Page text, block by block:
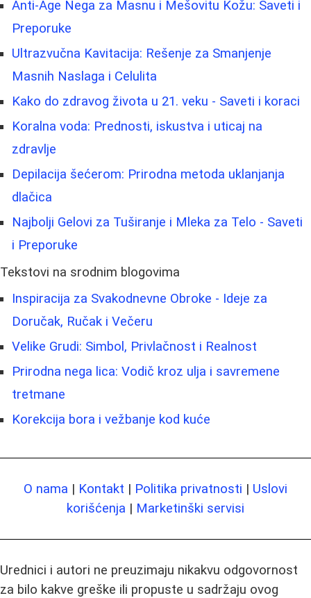
Anti-Age Nega za Masnu i Mešovitu Kožu: Saveti i
Preporuke
Ultrazvučna Kavitacija: Rešenje za Smanjenje
Masnih Naslaga i Celulita
Kako do zdravog života u 21. veku - Saveti i koraci
Koralna voda: Prednosti, iskustva i uticaj na
zdravlje
Depilacija šećerom: Prirodna metoda uklanjanja
dlačica
Najbolji Gelovi za Tuširanje i Mleka za Telo - Saveti
i Preporuke
Tekstovi na srodnim blogovima
Inspiracija za Svakodnevne Obroke - Ideje za
Doručak, Ručak i Večeru
Velike Grudi: Simbol, Privlačnost i Realnost
Prirodna nega lica: Vodič kroz ulja i savremene
tretmane
Korekcija bora i vežbanje kod kuće
O nama | Kontakt | Politika privatnosti | Uslovi
korišćenja | Marketinški servisi
Urednici i autori ne preuzimaju nikakvu odgovornost
za bilo kakve greške ili propuste u sadržaju ovog